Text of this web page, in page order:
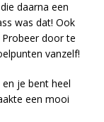
daarna een
was dat! Ook
door te
vanzelf!
je bent heel
een mooi